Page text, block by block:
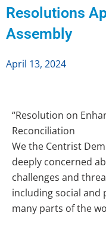
Resolutions
Assembly
April 13, 2024
“Resolution on
Reconciliation
We the Centrist
deeply concerned
challenges and
including social and
many parts of the